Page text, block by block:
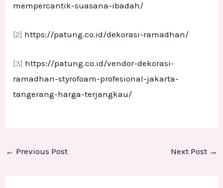
mempercantik-suasana-ibadah/
[2] https://patung.co.id/dekorasi-ramadhan/
[3] https://patung.co.id/vendor-dekorasi-
ramadhan-styrofoam-profesional-jakarta-
tangerang-harga-terjangkau/
← Previous Post Next Post →